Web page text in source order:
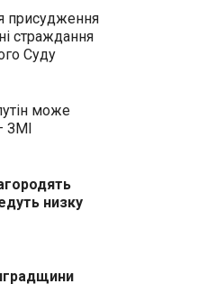
присудження
страждання
Суду
може
ЗМІ
низку